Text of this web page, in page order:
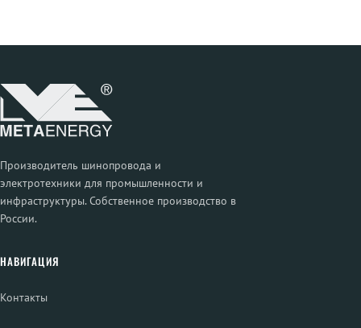
Производитель шинопровода и
электротехники для промышленности и
инфраструктуры. Собственное производство в
России.
НАВИГАЦИЯ
Контакты